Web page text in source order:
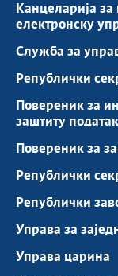
Канцеларија
електронску
Служба за
Републички
Повереник за
заштиту
Повереник за
Републички
Републички
Управа за
Управа царина